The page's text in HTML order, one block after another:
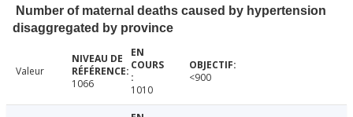
Number of maternal deaths caused by hypertension
disaggregated by province
Valeur
1066
1010
<900